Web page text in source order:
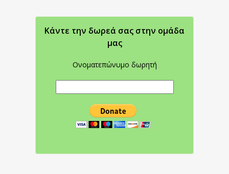
Κάντε την δωρεά σας στην oμάδα
μας
Ονοματεπώνυμο δωρητή